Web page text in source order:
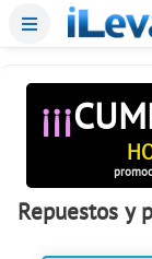
Menu
¡¡¡
Repuestos y